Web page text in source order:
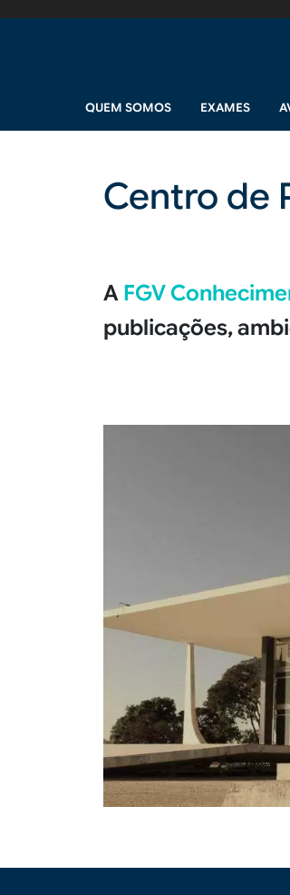
Navegação
QUEM SOMOS EXAMES
Centro de
A FGV
publicações,